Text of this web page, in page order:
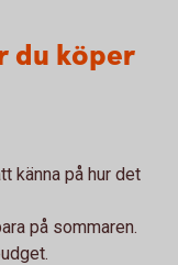
du köper
känna på hur det
på sommaren.